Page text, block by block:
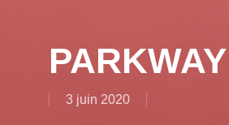
3 juin 2020